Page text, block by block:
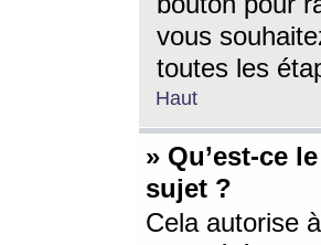
vous
toutes les
Haut
» Qu’est-ce
sujet ?
Cela autorise